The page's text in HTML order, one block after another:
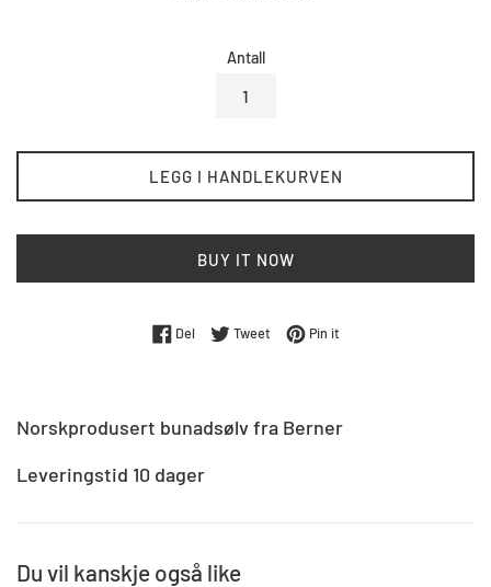
Antall
LEGG I HANDLEKURVEN
BUY IT NOW
DelDel på Facebook
TweetTweet på Twitter
Pin itPin på Pinterest
Norskprodusert bunadsølv fra Berner
Leveringstid 10 dager
Du vil kanskje også like